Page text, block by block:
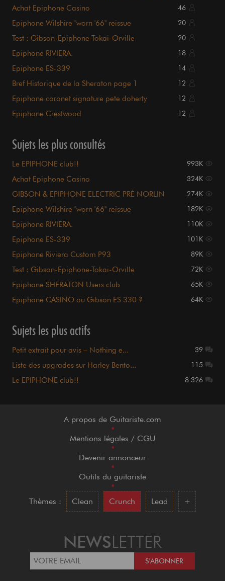
Achat Epiphone Casino 46
Epiphone Wilshire "worn '66" reissue 20
Test : Gibson-Epiphone-Tokai-Orville 20
Epiphone RIVIERA. 18
Epiphone ES-339 14
Bref Historique de la Sheraton page 1 12
Epiphone coronet signature pete doherty 12
Epiphone Crestwood 12
Sujets les plus consultés
Le EPIPHONE club!! 993K
Achat Epiphone Casino 324K
GIBSON & EPIPHONE ELECTRIC PRÉ NORLIN 274K
Epiphone Wilshire "worn '66" reissue 182K
Epiphone RIVIERA. 110K
Epiphone ES-339 101K
Epiphone Riviera Custom P93 89K
Test : Gibson-Epiphone-Tokai-Orville 72K
Epiphone SHERATON Users club 65K
Epiphone CASINO ou Gibson ES 330 ? 64K
Sujets les plus actifs
Petit extrait pour avis – Nothing e... 39
Liste des upgrades sur Harley Bento... 115
Le EPIPHONE club!! 8 326
A propos de Guitariste.com
•
Mentions légales / CGU
•
Devenir annonceur
•
Outils du guitariste
•
Thèmes :
Clean Crunch Lead +
NEWSLETTER